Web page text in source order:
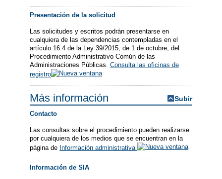
Presentación de la solicitud
Las solicitudes y escritos podrán presentarse en
cualquiera de las dependencias contempladas en el
artículo 16.4 de la Ley 39/2015, de 1 de octubre, del
Procedimiento Administrativo Común de las
Administraciones Públicas. Consulta las oficinas de
registro
Más información Subir
Contacto
Las consultas sobre el procedimiento pueden realizarse
por cualquiera de los medios que se encuentran en la
página de Información administrativa
Información de SIA